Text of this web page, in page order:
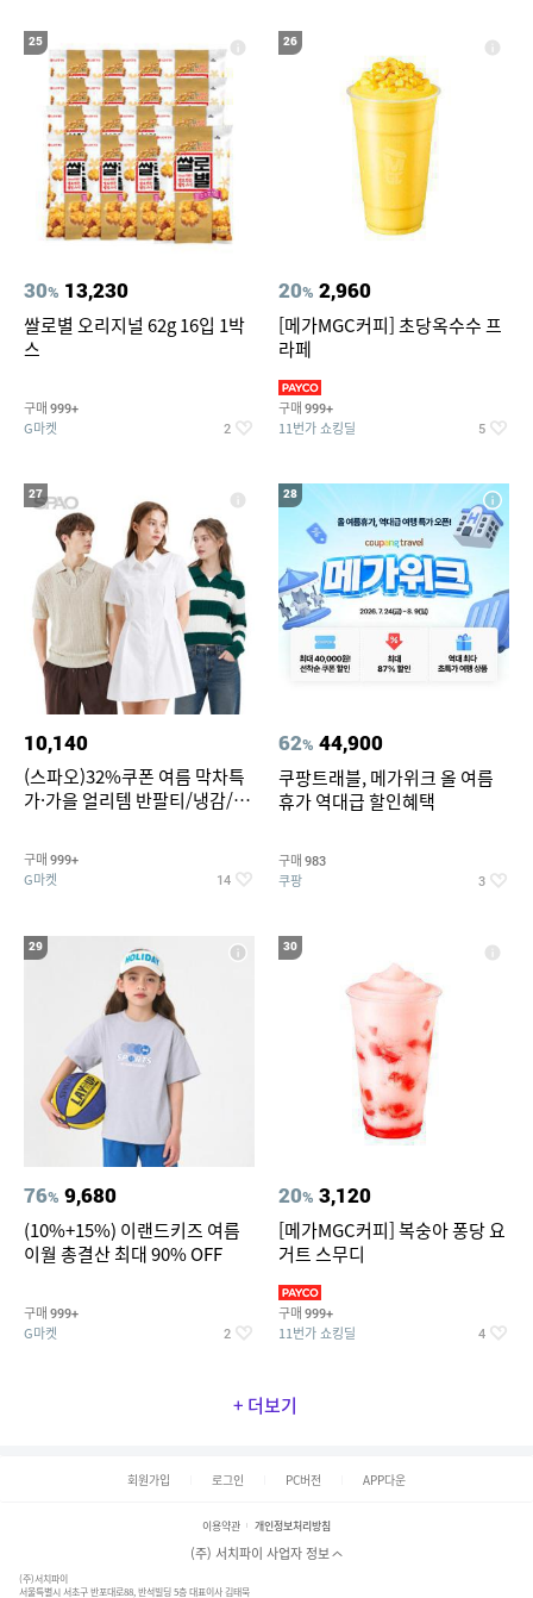
25
30% 13,230
쌀로별 오리지널 62g 16입 1박
스
구매 999+
G마켓 2
26
20% 2,960
[메가MGC커피] 초당옥수수 프
라페
구매 999+
11번가 쇼킹딜 5
27
10,140
(스파오)32%쿠폰 여름 막차특
가·가을 얼리템 반팔티/냉감/반
건 외 ~74%OFF
구매 999+
G마켓 14
28
62% 44,900
쿠팡트래블, 메가위크 올 여름
휴가 역대급 할인혜택
구매 983
쿠팡 3
29
76% 9,680
(10%+15%) 이랜드키즈 여름
이월 총결산 최대 90% OFF
구매 999+
G마켓 2
30
20% 3,120
[메가MGC커피] 복숭아 퐁당 요
거트 스무디
구매 999+
11번가 쇼킹딜 4
+ 더보기
회원가입 로그인 PC버전 APP다운
이용약관 개인정보처리방침
(주) 서치파이 사업자 정보
(주)서치파이
서울특별시 서초구 반포대로88, 반석빌딩 5층 대표이사 김태묵